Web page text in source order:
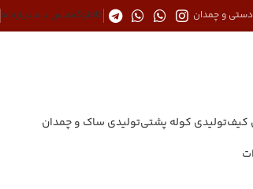
دستی و چمدان کاتالوگتماس با مادرباره ما
کیفتولیدی کوله پشتیتولیدی ساک و چمدان